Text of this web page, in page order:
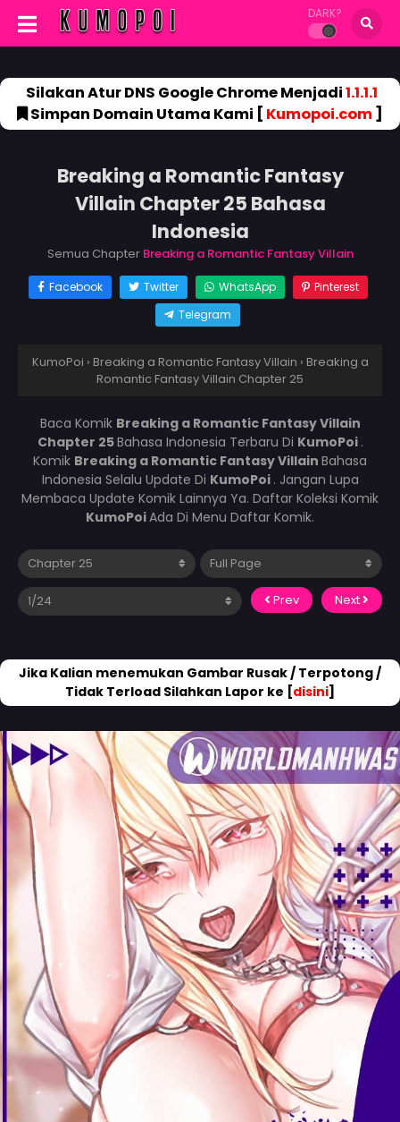
DARK?
Silakan Atur DNS Google Chrome Menjadi1.1.1.1
Simpan Domain Utama Kami [ Kumopoi.com]
Breaking a Romantic Fantasy
Villain Chapter 25 Bahasa
Indonesia
Semua Chapter Breaking a Romantic Fantasy Villain
Facebook Twitter WhatsApp
Pinterest
Telegram
KumoPoi › Breaking a Romantic Fantasy Villain › Breaking a
Romantic Fantasy Villain Chapter 25
Baca Komik Breaking a Romantic Fantasy Villain
Chapter 25Bahasa Indonesia Terbaru Di KumoPoi .
Komik Breaking a Romantic Fantasy Villain Bahasa
Indonesia Selalu Update Di KumoPoi . Jangan Lupa
Membaca Update Komik Lainnya Ya. Daftar Koleksi Komik
KumoPoiAda Di Menu Daftar Komik.
Prev Next
Jika Kalian menemukan Gambar Rusak / Terpotong /
Tidak Terload Silahkan Lapor ke [disini]